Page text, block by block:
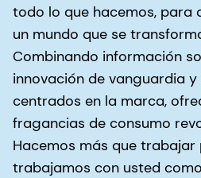
todo lo que hacemos, para
un mundo que se
Combinando información
innovación de vanguardia
centrados en la marca,
fragancias de consumo
Hacemos más que trabajar
trabajamos con usted